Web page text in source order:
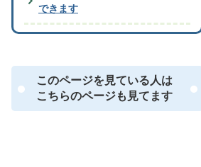
できます
このページを見ている人は
こちらのページも見てます